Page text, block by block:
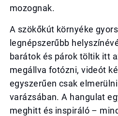
mozognak.
A szökőkút környéke
legnépszerűbb
barátok és párok töltik itt
megállva fotózni, videót
egyszerűen csak
varázsában. A hangulat
meghitt és inspiráló –